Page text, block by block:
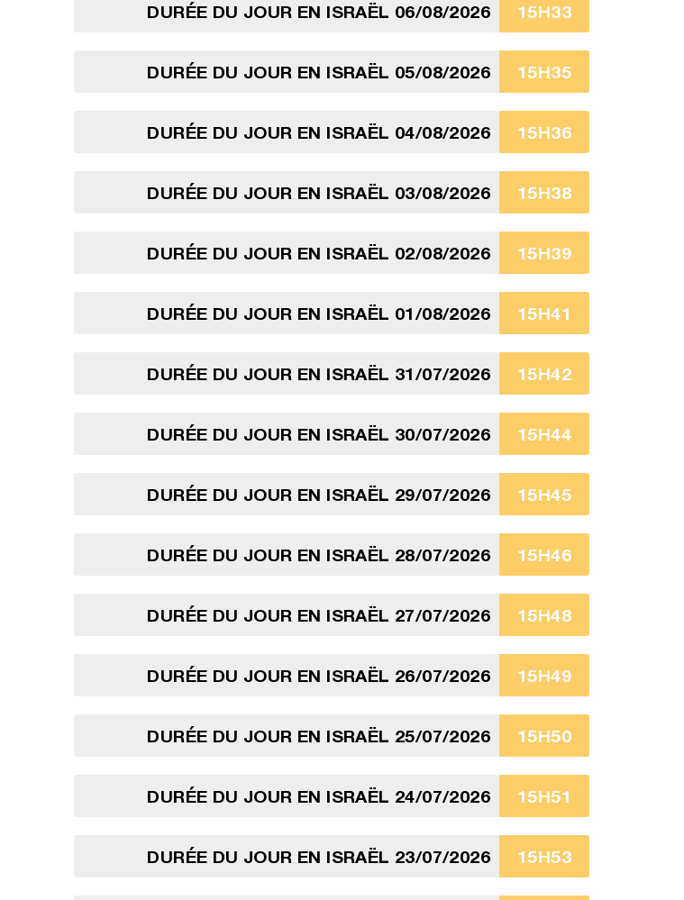
DURÉE DU JOUR EN ISRAËL 06/08/2026 15H33
DURÉE DU JOUR EN ISRAËL 05/08/2026 15H35
DURÉE DU JOUR EN ISRAËL 04/08/2026 15H36
DURÉE DU JOUR EN ISRAËL 03/08/2026 15H38
DURÉE DU JOUR EN ISRAËL 02/08/2026 15H39
DURÉE DU JOUR EN ISRAËL 01/08/2026 15H41
DURÉE DU JOUR EN ISRAËL 31/07/2026 15H42
DURÉE DU JOUR EN ISRAËL 30/07/2026 15H44
DURÉE DU JOUR EN ISRAËL 29/07/2026 15H45
DURÉE DU JOUR EN ISRAËL 28/07/2026 15H46
DURÉE DU JOUR EN ISRAËL 27/07/2026 15H48
DURÉE DU JOUR EN ISRAËL 26/07/2026 15H49
DURÉE DU JOUR EN ISRAËL 25/07/2026 15H50
DURÉE DU JOUR EN ISRAËL 24/07/2026 15H51
DURÉE DU JOUR EN ISRAËL 23/07/2026 15H53